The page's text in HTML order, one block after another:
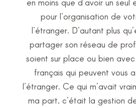
pour l’organisation de
l’étranger. D’autant plus
partager son réseau de
soient sur place ou bien
français qui peuvent vous
l’étranger. Ce qui m’avait
ma part, c’était la gestion